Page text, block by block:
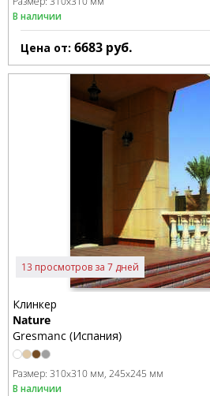
В наличии
Цена от: 6683 руб.
13 просмотров за 7 дней
Клинкер
Nature
Gresmanc (Испания)
Размер: 310x310 мм 245x245 мм
В наличии